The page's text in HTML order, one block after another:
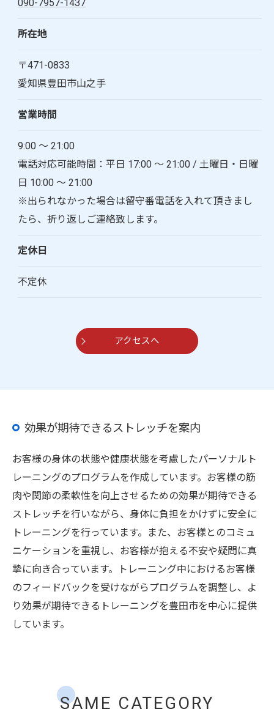
090-7957-1437
所在地
〒471-0833
愛知県豊田市山之手
営業時間
9:00 ～ 21:00
電話対応可能時間：平日 17:00 ～ 21:00 / 土曜日・日曜
日 10:00 ～ 21:00
※出られなかった場合は留守番電話を入れて頂きまし
たら、折り返しご連絡致します。
定休日
不定休
アクセスへ
効果が期待できるストレッチを案内
お客様の身体の状態や健康状態を考慮したパーソナルト
レーニングのプログラムを作成しています。お客様の筋
肉や関節の柔軟性を向上させるための効果が期待できる
ストレッチを行いながら、身体に負担をかけずに安全に
トレーニングを行っています。また、お客様とのコミュ
ニケーションを重視し、お客様が抱える不安や疑問に真
摯に向き合っています。トレーニング中におけるお客様
のフィードバックを受けながらプログラムを調整し、よ
り効果が期待できるトレーニングを豊田市を中心に提供
しています。
SAME CATEGORY